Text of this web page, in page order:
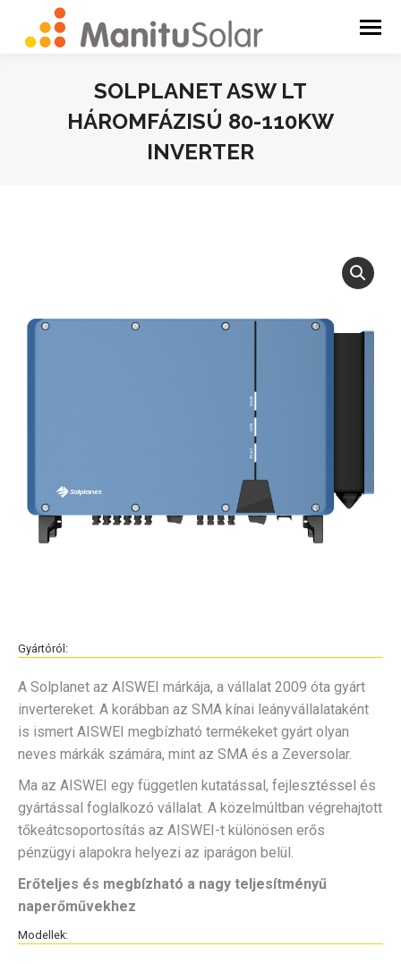
SOLPLANET ASW LT
HÁROMFÁZISÚ 80-110KW
INVERTER
Gyártóról:
A Solplanet az AISWEI márkája, a vállalat 2009 óta gyárt
invertereket. A korábban az SMA kínai leányvállalataként
is ismert AISWEI megbízható termékeket gyárt olyan
neves márkák számára, mint az SMA és a Zeversolar.
Ma az AISWEI egy független kutatással, fejlesztéssel és
gyártással foglalkozó vállalat. A közelmúltban végrehajtott
tőkeátcsoportosítás az AISWEI-t különösen erős
pénzügyi alapokra helyezi az iparágon belül.
Erőteljes és megbízható a nagy teljesítményű
naperőművekhez
Modellek: